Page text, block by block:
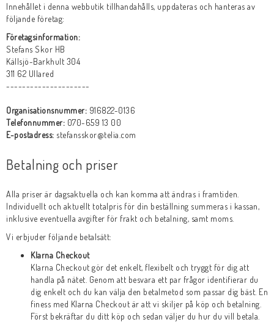
Innehållet i denna webbutik tillhandahålls, uppdateras och hanteras av
följande företag:
Företagsinformation:
Stefans Skor HB
Källsjö-Barkhult 304
311 62 Ullared
---------------------
Organisationsnummer: 916822-0136
Telefonnummer: 070-659 13 00
E-postadress: stefansskor@telia.com
Betalning och priser
Alla priser är dagsaktuella och kan komma att ändras i framtiden.
Individuellt och aktuellt totalpris för din beställning summeras i kassan,
inklusive eventuella avgifter för frakt och betalning, samt moms.
Vi erbjuder följande betalsätt:
Klarna Checkout
Klarna Checkout gör det enkelt, flexibelt och tryggt för dig att
handla på nätet. Genom att besvara ett par frågor identifierar du
dig enkelt och du kan välja den betalmetod som passar dig bäst. En
finess med Klarna Checkout är att vi skiljer på köp och betalning.
Först bekräftar du ditt köp och sedan väljer du hur du vill betala.